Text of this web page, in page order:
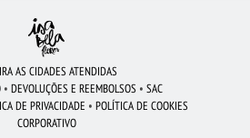
DO CAMPO
ROSAS BRANCAS
SALVADOR FLORES BRANCAS
FLORICULTURA BELÉM
AS CIDADES ATENDIDAS
• DEVOLUÇÕES E REEMBOLSOS • SAC
DE PRIVACIDADE • POLÍTICA DE COOKIES
CORPORATIVO